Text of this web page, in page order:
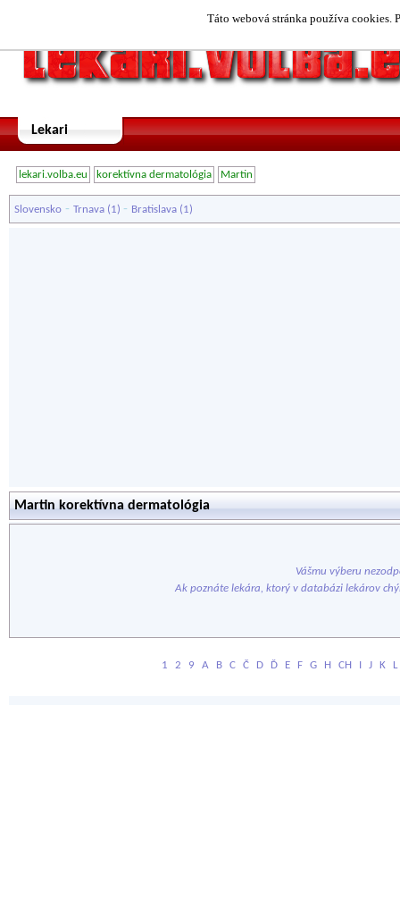
Táto webová stránka používa cookies.
Lekari
lekari.volba.eu korektívna dermatológia Martin
Slovensko - Trnava (1) - Bratislava (1)
Martin korektívna dermatológia
Vášmu výberu
Ak poznáte lekára, ktorý v databázi lekárov
1 2 9 A B C Č D Ď E F G H CH I J K L